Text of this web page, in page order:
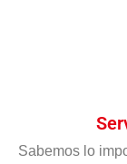
Sabemos lo